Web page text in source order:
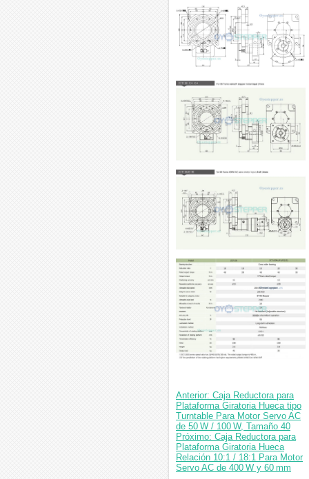
Anterior: Caja Reductora para
Plataforma Giratoria Hueca tipo
Turntable Para Motor Servo AC
de 50 W / 100 W, Tamaño 40
Próximo: Caja Reductora para
Plataforma Giratoria Hueca
Relación 10:1 / 18:1 Para Motor
Servo AC de 400 W y 60 mm